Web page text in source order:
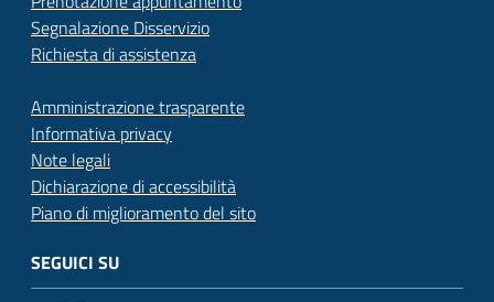
Segnalazione Disservizio
Richiesta di assistenza
Amministrazione trasparente
Informativa privacy
Note legali
Dichiarazione di accessibilità
Piano di miglioramento del sito
SEGUICI SU